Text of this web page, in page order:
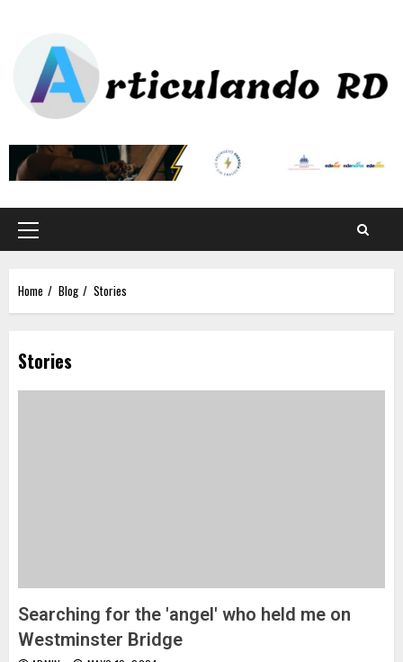
Home Blog Stories
Stories
Searching for the 'angel' who held me on
Westminster Bridge